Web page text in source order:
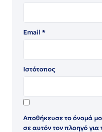
Email *
Ιστότοπος
Αποθήκευσε το όνομά
σε αυτόν τον πλοηγό